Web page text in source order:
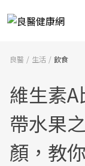
良醫 生活 飲食
維生素
帶水果
顏，教